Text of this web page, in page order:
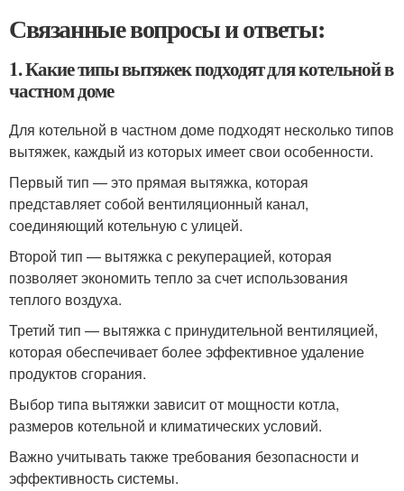
Связанные вопросы и ответы:
1. Какие типы вытяжек подходят для котельной в
частном доме
Для котельной в частном доме подходят несколько типов
вытяжек, каждый из которых имеет свои особенности.
Первый тип — это прямая вытяжка, которая
представляет собой вентиляционный канал,
соединяющий котельную с улицей.
Второй тип — вытяжка с рекуперацией, которая
позволяет экономить тепло за счет использования
теплого воздуха.
Третий тип — вытяжка с принудительной вентиляцией,
которая обеспечивает более эффективное удаление
продуктов сгорания.
Выбор типа вытяжки зависит от мощности котла,
размеров котельной и климатических условий.
Важно учитывать также требования безопасности и
эффективность системы.